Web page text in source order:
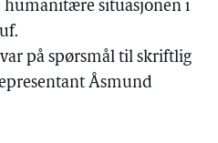
humanitære situasjonen i
på spørsmål til skriftlig
Åsmund